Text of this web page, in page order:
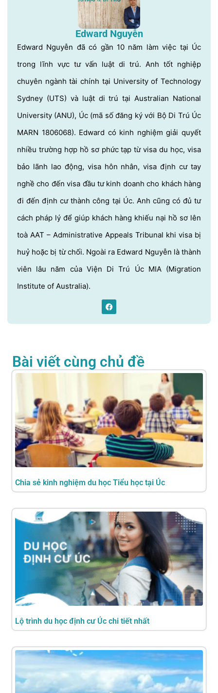
Edward Nguyễn
Edward Nguyễn đã có gần 10 năm làm việc tại Úc
trong lĩnh vực tư vấn luật di trú. Anh tốt nghiệp
chuyên ngành tài chính tại University of Technology
Sydney (UTS) và luật di trú tại Australian National
University (ANU), Úc (mã số đăng ký với Bộ Di Trú Úc
MARN 1806068). Edward có kinh nghiệm giải quyết
nhiều trường hợp hồ sơ phức tạp từ visa du học, visa
bảo lãnh lao động, visa hôn nhân, visa định cư tay
nghề cho đến visa đầu tư kinh doanh cho khách hàng
đi đến định cư thành công tại Úc. Anh cũng có đủ tư
cách pháp lý để giúp khách hàng khiếu nại hồ sơ lên
toà AAT – Administrative Appeals Tribunal khi visa bị
huỷ hoặc bị từ chối. Ngoài ra Edward Nguyễn là thành
viên lâu năm của Viện Di Trú Úc MIA (Migration
Institute of Australia).
Bài viết cùng chủ đề
Chia sẻ kinh nghiệm du học Tiểu học tại Úc
Lộ trình du học định cư Úc chi tiết nhất